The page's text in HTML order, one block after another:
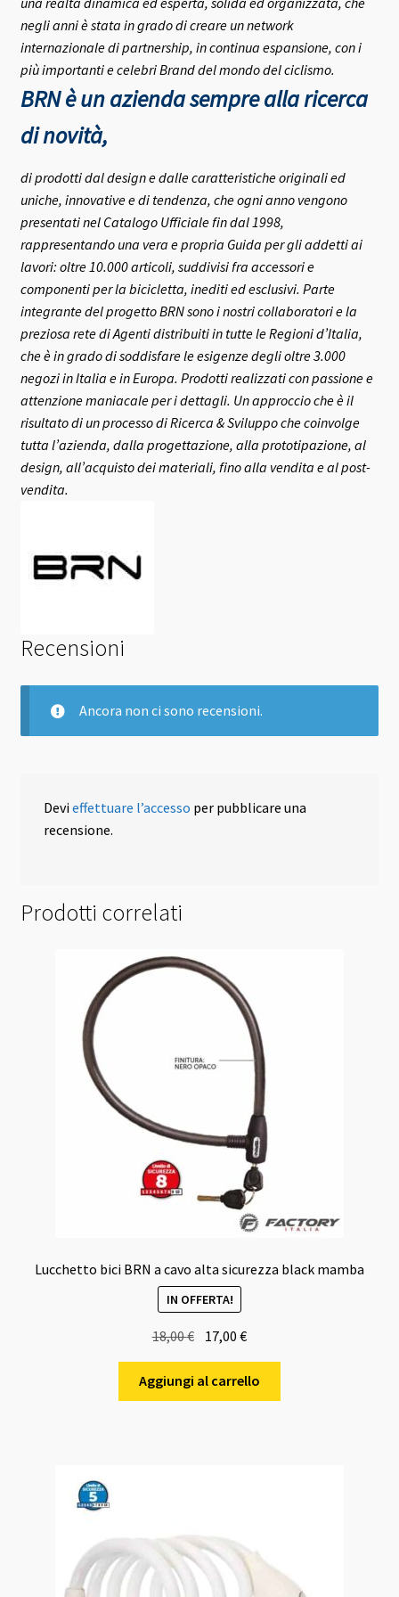
negli anni è stata in grado di creare un network
internazionale di partnership, in continua espansione, con i
più importanti e celebri Brand del mondo del ciclismo.
BRN è un azienda sempre alla ricerca
di novità,
di prodotti dal design e dalle caratteristiche originali ed
uniche, innovative e di tendenza, che ogni anno vengono
presentati nel Catalogo Ufficiale fin dal 1998,
rappresentando una vera e propria Guida per gli addetti ai
lavori: oltre 10.000 articoli, suddivisi fra accessori e
componenti per la bicicletta, inediti ed esclusivi. Parte
integrante del progetto BRN sono i nostri collaboratori e la
preziosa rete di Agenti distribuiti in tutte le Regioni d’Italia,
che è in grado di soddisfare le esigenze degli oltre 3.000
negozi in Italia e in Europa. Prodotti realizzati con passione e
attenzione maniacale per i dettagli. Un approccio che è il
risultato di un processo di Ricerca & Sviluppo che coinvolge
tutta l’azienda, dalla progettazione, alla prototipazione, al
design, all’acquisto dei materiali, fino alla vendita e al post-
vendita.
Recensioni
Ancora non ci sono recensioni.
Devieffettuare l’accesso per pubblicare una
recensione.
Prodotti correlati
Lucchetto bici BRN a cavo alta sicurezza black mamba
IN OFFERTA!
18,00€
originale
era:
17,00€Il
attuale
è:
Aggiungi al carrello